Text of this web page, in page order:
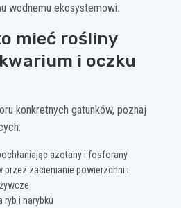
wodnemu ekosystemowi.
mieć rośliny
i oczku
konkretnych gatunków, poznaj
azotany i fosforany
przez zacienianie powierzchni i
ryb i narybku